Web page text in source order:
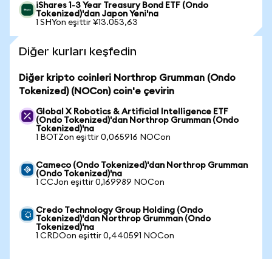
iShares 1-3 Year Treasury Bond ETF (Ondo
Tokenized)'dan Japon Yeni'na
1 SHYon eşittir ¥13.053,63
Diğer kurları keşfedin
Diğer kripto coinleri Northrop Grumman (Ondo
Tokenized) (NOCon) coin'e çevirin
Global X Robotics & Artificial Intelligence ETF
(Ondo Tokenized)'dan Northrop Grumman (Ondo
Tokenized)'na
1 BOTZon eşittir 0,065916 NOCon
Cameco (Ondo Tokenized)'dan Northrop Grumman
(Ondo Tokenized)'na
1 CCJon eşittir 0,169989 NOCon
Credo Technology Group Holding (Ondo
Tokenized)'dan Northrop Grumman (Ondo
Tokenized)'na
1 CRDOon eşittir 0,440591 NOCon